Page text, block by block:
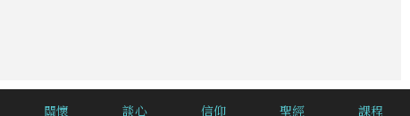
關懷 談心 信仰 聖經 課程